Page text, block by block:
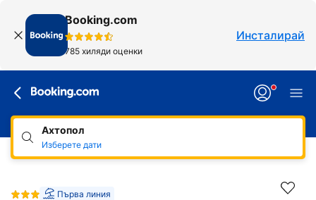
Booking.com
785 хиляди оценки
Инсталирай
Ахтопол
Изберете дати
Първа линия